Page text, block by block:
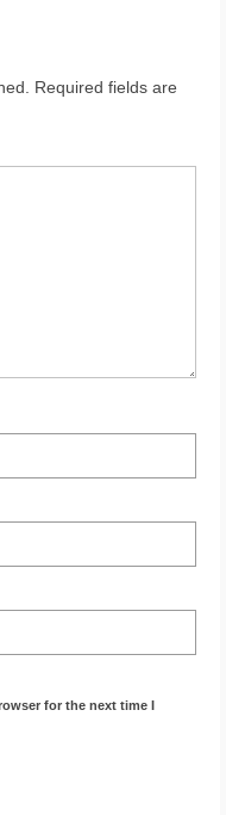
Required fields are
for the next time I